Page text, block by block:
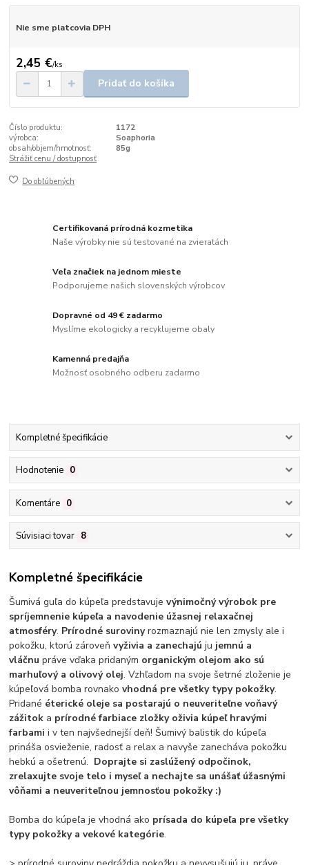
Nie sme platcovia DPH
2,45 €/ks
Pridať do košíka
Číslo produktu:
1172
výrobca:
Soaphoria
obsah/objem/hmotnosť:
85g
Strážiť cenu / dostupnosť
Do obľúbených
Certifikovaná prírodná kozmetika
Naše výrobky nie sú testované na zvieratách
Veľa značiek na jednom mieste
Podporujeme našich slovenských výrobcov
Dopravné od 49 € zadarmo
Myslíme ekologicky a recyklujeme obaly
Kamenná predajňa
Možnosť osobného odberu zadarmo
Kompletné špecifikácie
Hodnotenie 0
Komentáre 0
Súvisiaci tovar 8
Kompletné špecifikácie
Šumivá guľa do kúpeľa predstavujevýnimočný výrobok pre
spríjemnenie kúpeľa a navodenie úžasnej relaxačnej
atmosféry. Prírodné surovinyrozmaznajú nie len zmysly ale i
pokožku, ktorú zároveňvyživia a zanechajú ju jemnú a
vláčnu práve vďaka pridaným organickým olejom ako sú
marhuľový a olivový olej. Vzhľadom na svoje šetrné zloženie je
kúpeľová bomba rovnakovhodná pre všetky typy pokožky.
Pridané éterické oleje sa postarajú o neuveriteľne voňavý
zážitok a prírodné farbiace zložky oživia kúpeľ hravými
farbami i v ten najvšednejší deň! Šumivý balistik do kúpeľa
prináša osvieženie, radosť a relax a navyše zanecháva pokožku
hebkú a ošetrenú. Doprajte si zaslúžený odpočinok,
zrelaxujte svoje telo i myseľ a nechajte sa unášať úžasnými
vôňami a neuveriteľnou jemnosťou pokožky :)
Bomba do kúpeľa je vhodná ako prísada do kúpeľa pre všetky
typy pokožky a vekové kategórie.